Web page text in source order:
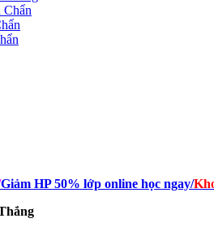
Giảm HP 50% lớp online học ngay/